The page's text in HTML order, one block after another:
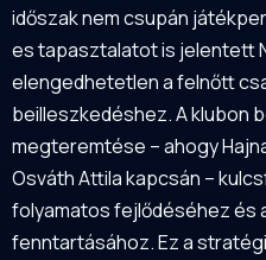
időszak nem csupán
es tapasztalatot is jelentett
elengedhetetlen a felnőtt
beilleszkedéshez. A klubon
megteremtése – ahogy
Osváth Attila kapcsán –
folyamatos fejlődéséhez és
fenntartásához. Ez a